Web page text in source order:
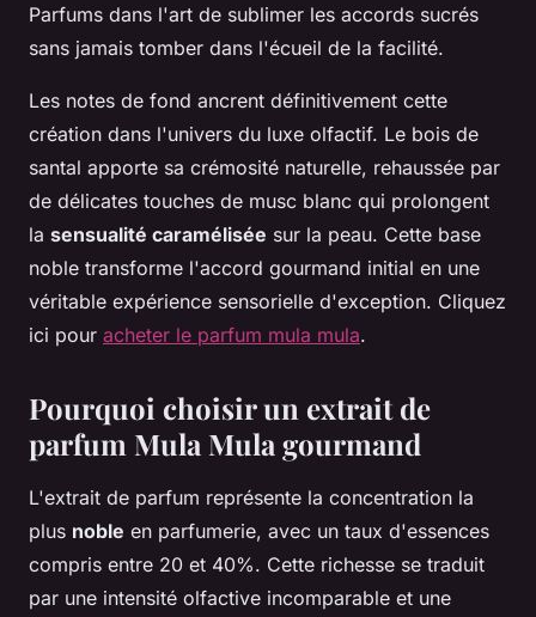
Parfums dans l'art de sublimer les accords sucrés
sans jamais tomber dans l'écueil de la facilité.
Les notes de fond ancrent définitivement cette
création dans l'univers du luxe olfactif. Le bois de
santal apporte sa crémosité naturelle, rehaussée par
de délicates touches de musc blanc qui prolongent
la sensualité caramélisée sur la peau. Cette base
noble transforme l'accord gourmand initial en une
véritable expérience sensorielle d'exception. Cliquez
ici pour acheter le parfum mula mula.
Pourquoi choisir un extrait de
parfum Mula Mula gourmand
L'extrait de parfum représente la concentration la
plus noble en parfumerie, avec un taux d'essences
compris entre 20 et 40%. Cette richesse se traduit
par une intensité olfactive incomparable et une